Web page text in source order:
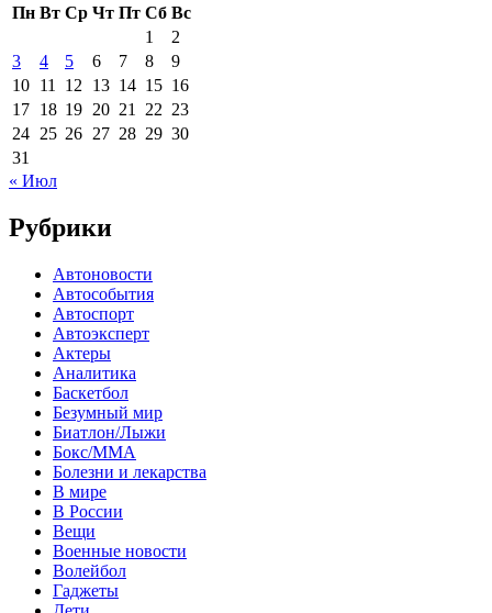
Пн Вт Ср Чт Пт Сб Вс
1
2
3
4 5 6 7 8
9
10 11 12 13 14 15 16
17 18 19 20 21 22 23
24 25 26 27 28 29 30
31
« Июл
Рубрики
Автоновости
Автособытия
Автоспорт
Автоэксперт
Актеры
Аналитика
Баскетбол
Безумный мир
Биатлон/Лыжи
Бокс/MMA
Болезни и лекарства
В мире
В России
Вещи
Военные новости
Волейбол
Гаджеты